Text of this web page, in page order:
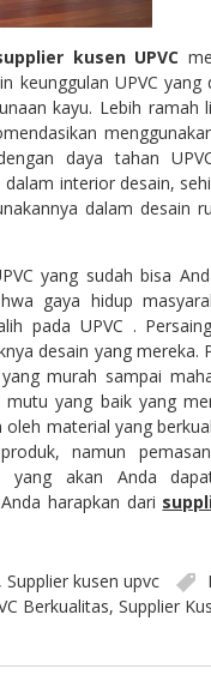
kusen UPVC
keunggulan UPVC yang
kayu. Lebih ramah
daya tahan
interior desain,
dalam desain
yang sudah bisa
gaya hidup
pada UPVC .
desain yang mereka.
murah sampai
yang baik yang
material yang
namun
yang akan Anda
harapkan dari
, Supplier kusen upvc
Berkualitas, Supplier